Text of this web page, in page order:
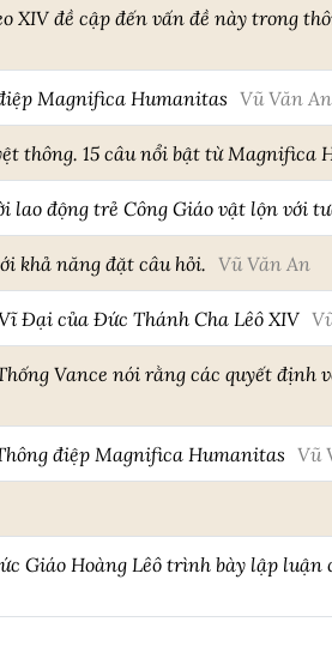
XIV đề cập đến vấn đề này trong
Magnifica Humanitas Vũ Văn An
thông. 15 câu nổi bật từ Magnifica
lao động trẻ Công Giáo vật lộn với
khả năng đặt câu hỏi. Vũ Văn An
Đại của Đức Thánh Cha Lêô XIV
Vance nói rằng các quyết định
điệp Magnifica Humanitas Vũ
Giáo Hoàng Lêô trình bày lập luận